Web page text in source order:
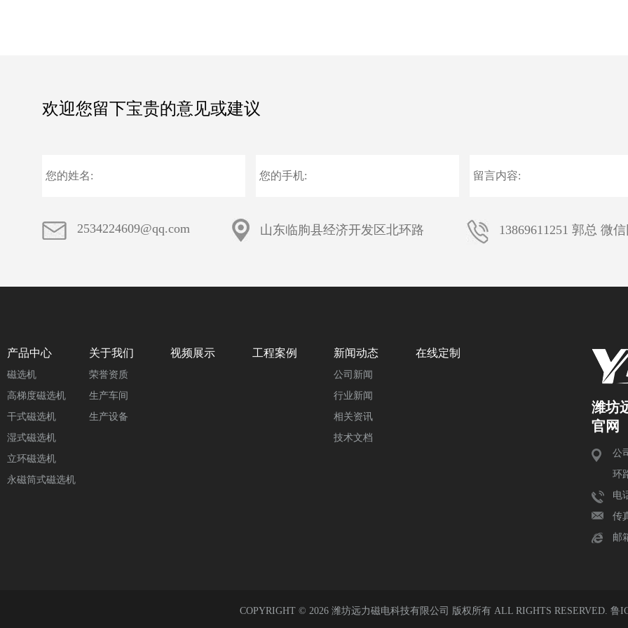
欢迎您留下宝贵的意见或建议
2534224609@qq.com 山东临朐县经济开发区北环路 13869611251 郭总 微
产品中心
磁选机
高梯度磁选机
干式磁选机
湿式磁选机
立环磁选机
永磁筒式磁选机
关于我们
荣誉资质
生产车间
生产设备
视频展示 工程案例 新闻动态
公司新闻
行业新闻
相关资讯
技术文档
在线定制
潍坊
官网
公
环
电
传
邮
COPYRIGHT © 2026 潍坊远力磁电科技有限公司 版权所有 ALL RIGHTS RESERVED. 鲁